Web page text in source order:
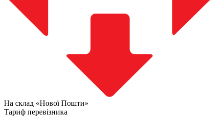
На склад «Нової Пошти»
Тариф перевізника